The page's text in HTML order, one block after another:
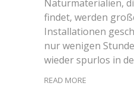
Naturmaterialien,
findet, werden
Installationen
nur wenigen
wieder spurlos in
READ MORE